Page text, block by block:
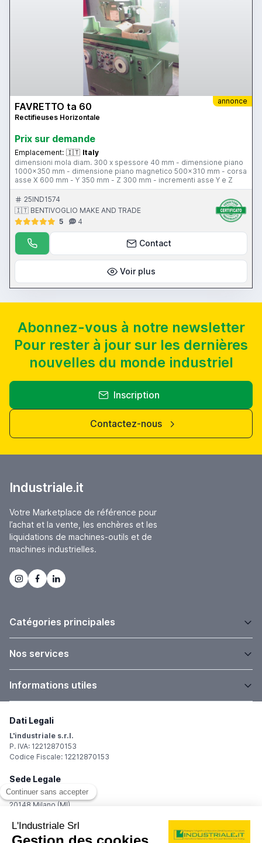
annonce
FAVRETTO ta 60
Rectifieuses Horizontale
Prix ​​sur demande
Emplacement: 🇮🇹 Italy
dimensioni mola diam. 300 x spessore 40 mm - dimensione piano
1000x350 mm - dimensione piano magnetico 500x310 mm - corsa
asse X 600 mm - Y 350 mm - Z 300 mm - incrementi asse Y e Z
25IND1574
🇮🇹 BENTIVOGLIO MAKE AND TRADE
5
4
Contact
Voir plus
Abonnez-vous à notre newsletter
Pour rester à jour sur les dernières
nouvelles du monde industriel
Inscription
Contactez-nous
Industriale.it
Votre Marketplace de référence pour
l’achat et la vente, les enchères et les
liquidations de machines-outils et de
machines industrielles.
Catégories principales
Nos services
Informations utiles
Dati Legali
L'industriale s.r.l.
P. IVA: 12212870153
Codice Fiscale: 12212870153
Sede Legale
Via Carlo Dolci, 32
20148 Milano (MI)
Registro Imprese